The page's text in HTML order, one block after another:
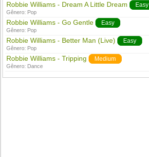
Robbie Williams - Dream A Little Dream Easy
Gênero: Pop
Robbie Williams - Go Gentle Easy
Gênero: Pop
Robbie Williams - Better Man (Live) Easy
Gênero: Pop
Robbie Williams - Tripping Medium
Gênero: Dance